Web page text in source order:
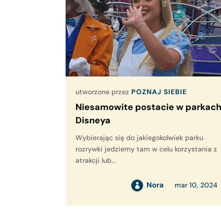
Niesamowite postacie w
Disneya
utworzone przez
Nora mar 10, 2024
POZNAJ SIEBIE
Wybierając się do jakiegokolwiek parku
rozrywki jedziemy tam w celu korzystania z
atrakcji lub...